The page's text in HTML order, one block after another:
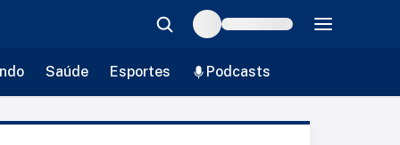
Saúde Esportes Podcasts